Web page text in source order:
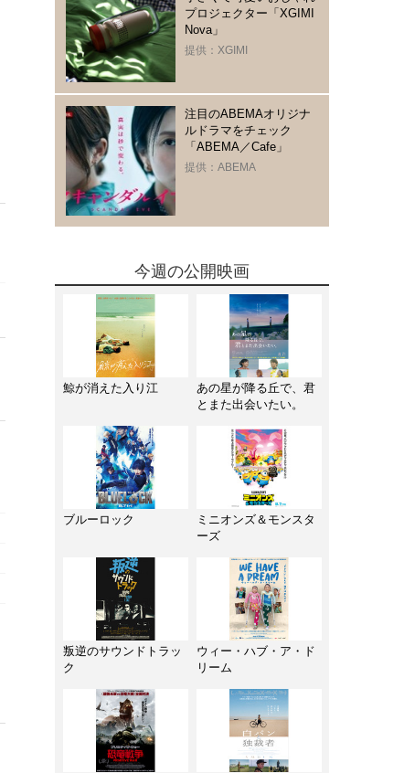
プロジェクター「XGIMI
Nova」
提供：XGIMI
注目のABEMAオリジナ
ルドラマをチェック
「ABEMA／Cafe」
提供：ABEMA
今週の公開映画
鯨が消えた入り江
あの星が降る丘で、君
とまた出会いたい。
ブルーロック
ミニオンズ＆モンスタ
ーズ
叛逆のサウンドトラッ
ク
ウィー・ハブ・ア・ド
リーム